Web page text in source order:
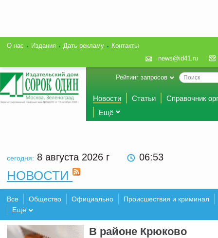
О нас Издания Дать рекламу
Контакты
news@id41.ru
Рейтинг запросов
Новости Статьи
Справочник
Ещё
сегодня: 8 августа 2026 г 06:53
НОВОСТИ
Все Общество Официально
Происшествия и криминал
Ещё
В районе Крюково